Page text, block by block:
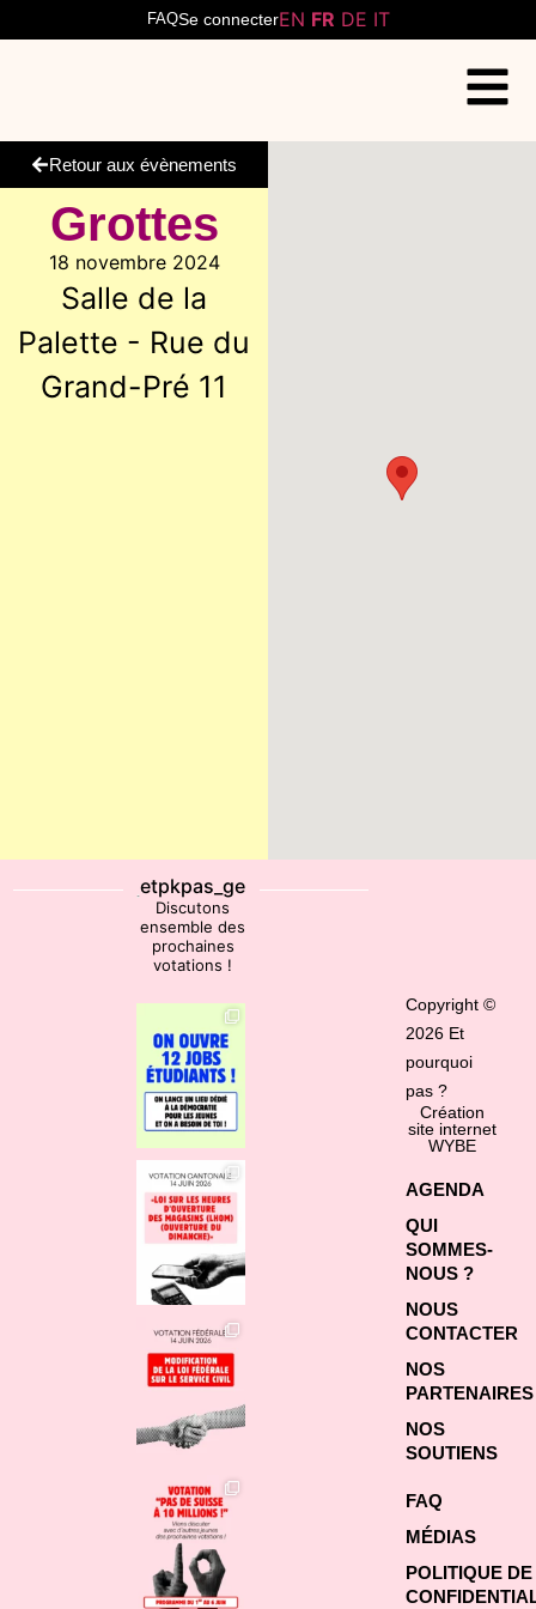
EN FR DE IT
FAQSe connecter
Retour aux évènements
Grottes
18 novembre 2024
Salle de la
Palette - Rue du
Grand-Pré 11
etpkpas_ge
Discutons
ensemble des
prochaines
votations !
Copyright ©
2026 Et
pourquoi
pas ?
Création
site internet
WYBE
AGENDA
QUI
SOMMES-
NOUS ?
NOUS
CONTACTER
NOS
PARTENAIRES
NOS
SOUTIENS
FAQ
MÉDIAS
POLITIQUE DE